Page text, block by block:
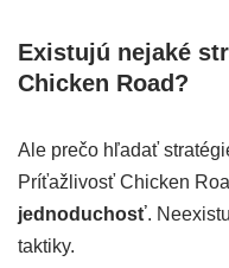
Existujú nejaké
Chicken Road?
Ale prečo hľadať
Príťažlivosť Chicken
jednoduchosť.
taktiky.